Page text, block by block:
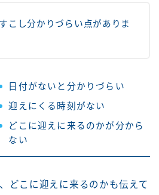
こし分かりづらい点がありま
日付がないと分かりづらい
迎えにくる時刻がない
どこに迎えに来るのかが分から
ない
どこに迎えに来るのかも伝えて